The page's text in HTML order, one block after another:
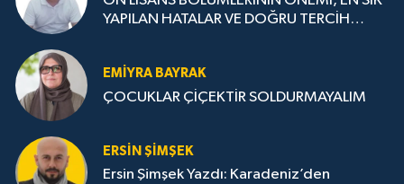
YAPILAN HATALAR VE DOĞRU TERCİH
EMIYRA BAYRAK
ÇOCUKLAR ÇİÇEKTİR SOLDURMAYALIM
ERSIN ŞIMŞEK
Ersin Şimşek Yazdı: Karadeniz’den